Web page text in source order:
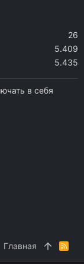
26
5.409
5.435
в себя
Главная
R